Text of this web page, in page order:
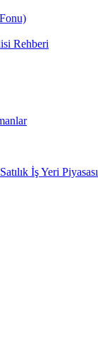
Rehberi
Satılık İş Yeri Piyasası